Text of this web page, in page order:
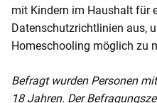
mit Kindern im Haushalt für
Datenschutzrichtlinien aus,
Homeschooling möglich zu
Befragt wurden Personen
18 Jahren. Der